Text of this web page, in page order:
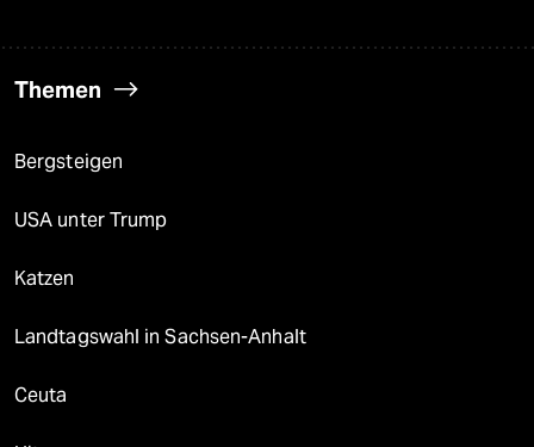
Themen
Bergsteigen
USA unter Trump
Katzen
Landtagswahl in Sachsen-Anhalt
Ceuta